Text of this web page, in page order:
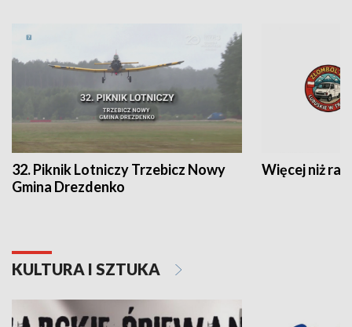
32. Piknik Lotniczy Trzebicz Nowy
Gmina Drezdenko
Więcej niż rajd
KULTURA I SZTUKA